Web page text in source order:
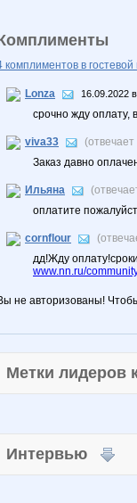
комплиментов в гостевой
Lonza 16.09.2022
срочно жду оплату,
viva33
Заказ давно
Ильяна
оплатите
cornflour
дд!Жду
www.nn.ru/
не авторизованы!
Метки
Интервью